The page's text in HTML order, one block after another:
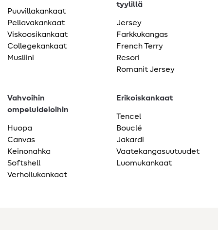
Puuvillakankaat
Pellavakankaat
Viskoosikankaat
Collegekankaat
Musliini
tyylillä
Jersey
Farkkukangas
French Terry
Resori
Romanit Jersey
Vahvoihin
ompeluideioihin
Huopa
Canvas
Keinonahka
Softshell
Verhoilukankaat
Erikoiskankaat
Tencel
Bouclé
Jakardi
Vaatekangasuutuudet
Luomukankaat